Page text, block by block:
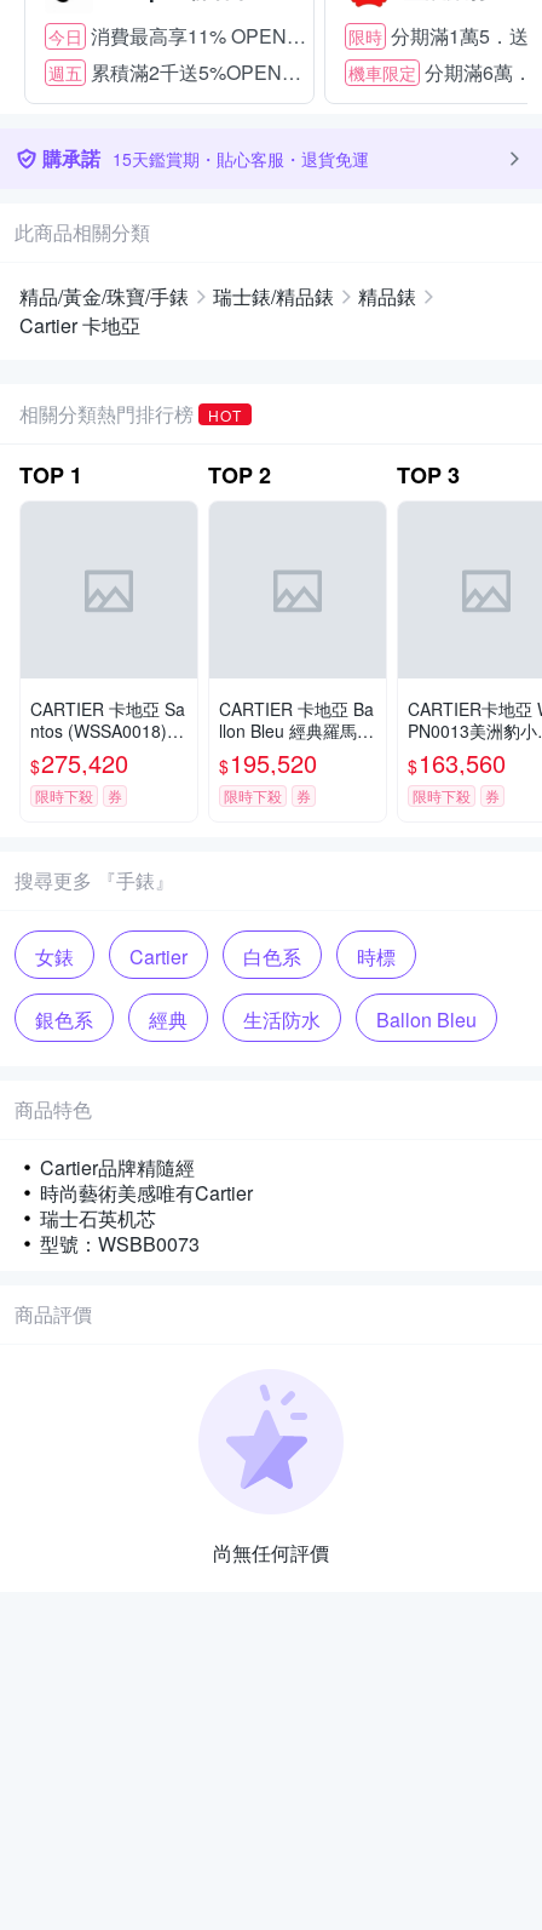
今日 消費最高享11% OPENPOINT
週五 累積滿2千送5%OPENPOINT
限時 分期滿1萬5．送
機車限定 分期滿6萬．
購承諾 15天鑑賞期・貼心客服・退貨免運
此商品相關分類
精品/黃金/珠寶/手錶 瑞士錶/精品錶
精品錶
Cartier 卡地亞
相關分類熱門排行榜 HOT
TOP 1
CARTIER 卡地亞 Sa
ntos (WSSA0018)大
型鍊帶款x39.8mm
$275,420
$293,000
限時下殺 券
TOP2
CARTIER 卡地亞 Ba
llon Bleu 經典羅馬時
標機械皮帶腕錶(WS
BB0030)x33mm
$195,520
$208,000
限時下殺 券
TOP3
CARTIER卡地亞
PN0013美洲豹小
腕錶
$163,560
$174,000
限時下殺 券
搜尋更多 『手錶』
女錶 Cartier 白色系 時標
銀色系 經典 生活防水 Ballon Bleu
商品特色
Cartier品牌精隨經
時尚藝術美感唯有Cartier
瑞士石英机芯
型號：WSBB0073
商品評價
尚無任何評價